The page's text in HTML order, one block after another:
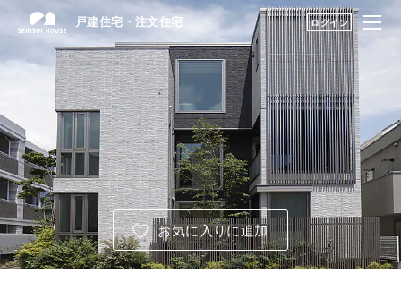
戸建住宅・注文住宅 ログイン
戸建住宅・注文住宅
はじめての家づくり
展示場・土地をさが
す
建築実例・アイデア
を見つける
構法・性能を知る
建築実例・アイデアを見つける TOP
アーカイブ実例のアイデアを見る
暮らし方のアイデア
お気に入りに追加